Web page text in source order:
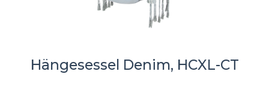
Hängesessel Denim, HCXL-CT